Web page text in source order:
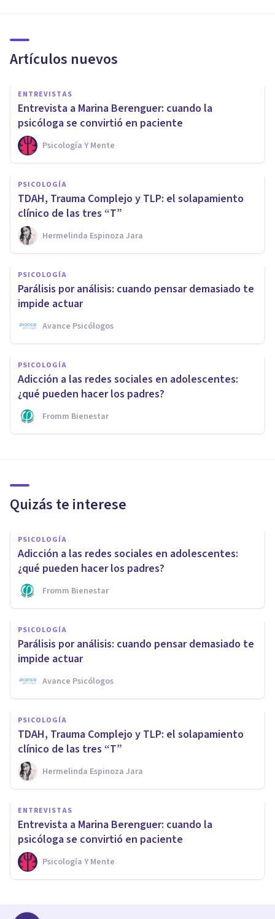
Artículos nuevos
ENTREVISTAS
Entrevista a Marina Berenguer: cuando la
psicóloga se convirtió en paciente
Psicología Y Mente
PSICOLOGÍA
TDAH, Trauma Complejo y TLP: el solapamiento
clínico de las tres “T”
Hermelinda Espinoza Jara
PSICOLOGÍA
Parálisis por análisis: cuando pensar demasiado te
impide actuar
Avance Psicólogos
PSICOLOGÍA
Adicción a las redes sociales en adolescentes:
¿qué pueden hacer los padres?
Fromm Bienestar
Quizás te interese
PSICOLOGÍA
Adicción a las redes sociales en adolescentes:
¿qué pueden hacer los padres?
Fromm Bienestar
PSICOLOGÍA
Parálisis por análisis: cuando pensar demasiado te
impide actuar
Avance Psicólogos
PSICOLOGÍA
TDAH, Trauma Complejo y TLP: el solapamiento
clínico de las tres “T”
Hermelinda Espinoza Jara
ENTREVISTAS
Entrevista a Marina Berenguer: cuando la
psicóloga se convirtió en paciente
Psicología Y Mente